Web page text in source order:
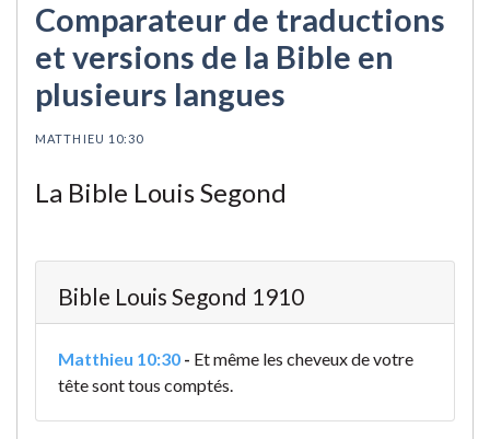
Comparateur de traductions
et versions de la Bible en
plusieurs langues
MATTHIEU 10:30
La Bible Louis Segond
Bible Louis Segond 1910
Matthieu 10:30 - Et même les cheveux de votre
tête sont tous comptés.